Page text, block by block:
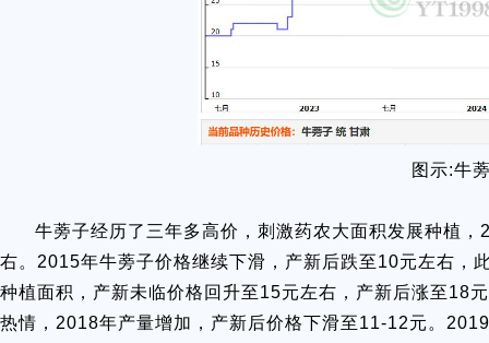
图示:牛
牛蒡子经历了三年多高价，刺激药农大面积发展种植
右。2015年牛蒡子价格继续下滑，产新后跌至10元左右，
种植面积，产新未临价格回升至15元左右，产新后涨至18
热情，2018年产量增加，产新后价格下滑至11-12元。